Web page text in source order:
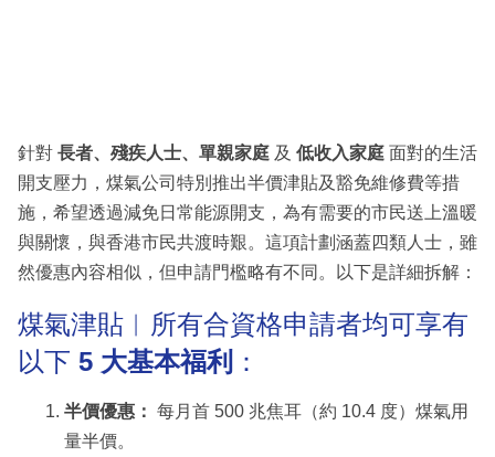
針對 長者、殘疾人士、單親家庭 及 低收入家庭 面對的生活
開支壓力，煤氣公司特別推出半價津貼及豁免維修費等措
施，希望透過減免日常能源開支，為有需要的市民送上溫暖
與關懷，與香港市民共渡時艱。這項計劃涵蓋四類人士，雖
然優惠內容相似，但申請門檻略有不同。以下是詳細拆解：
煤氣津貼︳所有合資格申請者均可享有
以下 5 大基本福利 ：
半價優惠： 每月首 500 兆焦耳（約 10.4 度）煤氣用
量半價。